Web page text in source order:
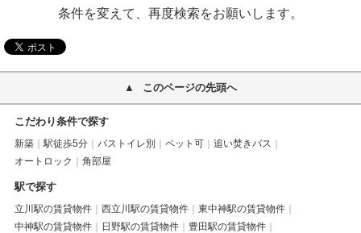
条件を変えて、再度検索をお願いします。
このページの先頭へ
こだわり条件で探す
新築 駅徒歩5分 バストイレ別 ペット可
追い焚きバス
オートロック
角部屋
駅で探す
立川駅の賃貸物件 西立川駅の賃貸物件
東中神駅の賃貸物件
中神駅の賃貸物件
日野駅の賃貸物件
豊田駅の賃貸物件